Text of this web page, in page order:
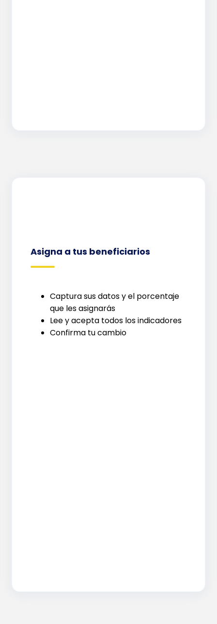
Asigna a tus beneficiarios
Captura sus datos y el porcentaje
que les asignarás
Lee y acepta todos los indicadores
Confirma tu cambio